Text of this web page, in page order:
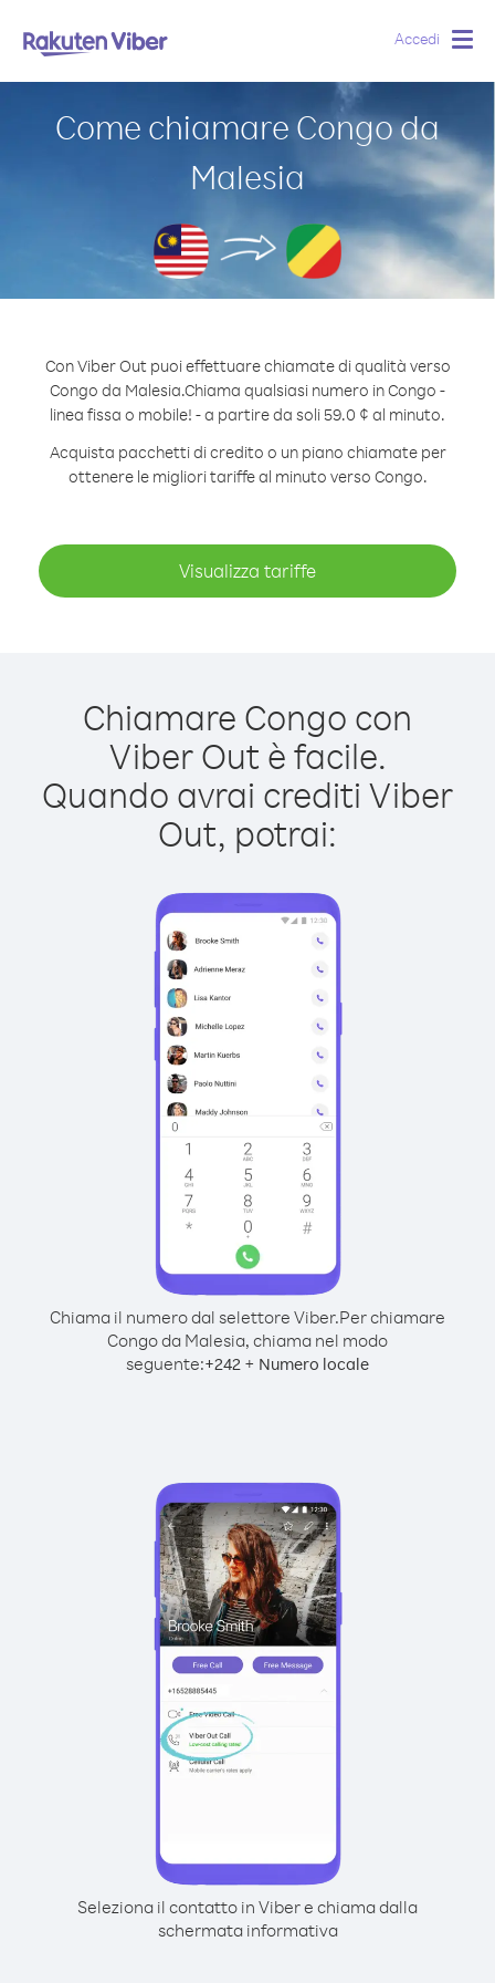
Accedi
Come chiamare Congo da
Malesia
Con Viber Out puoi effettuare chiamate di qualità verso
Congo da Malesia.Chiama qualsiasi numero in Congo -
linea fissa o mobile! - a partire da soli 59.0 ¢ al minuto.
Acquista pacchetti di credito o un piano chiamate per
ottenere le migliori tariffe al minuto verso Congo.
Visualizza tariffe
Chiamare Congo con
Viber Out è facile.
Quando avrai crediti Viber
Out, potrai:
Chiama il numero dal selettore Viber.Per chiamare
Congo da Malesia, chiama nel modo
seguente:+242 + Numero locale
Seleziona il contatto in Viber e chiama dalla
schermata informativa